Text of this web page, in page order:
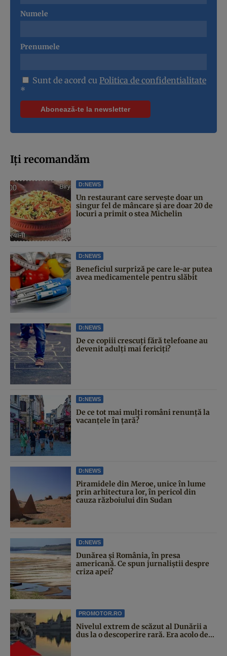
Numele
Prenumele
Sunt de acord cu Politica de confidentialitate
*
Iți recomandăm
D:NEWS
Un restaurant care servește doar un
singur fel de mâncare și are doar 20 de
locuri a primit o stea Michelin
D:NEWS
Beneficiul surpriză pe care le-ar putea
avea medicamentele pentru slăbit
D:NEWS
De ce copiii crescuți fără telefoane au
devenit adulți mai fericiți?
D:NEWS
De ce tot mai mulți români renunță la
vacanțele în țară?
D:NEWS
Piramidele din Meroe, unice în lume
prin arhitectura lor, în pericol din
cauza războiului din Sudan
D:NEWS
Dunărea și România, în presa
americană. Ce spun jurnaliștii despre
criza apei?
PROMOTOR.RO
Nivelul extrem de scăzut al Dunării a
dus la o descoperire rară. Era acolo de...